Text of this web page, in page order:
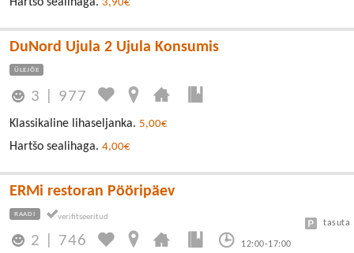
3,90€
DuNord Ujula 2 Ujula Konsumis
ÜLEJÕE
3 977
Klassikaline lihaseljanka. 5,00€
Hartšo sealihaga. 4,00€
ERMi restoran Pööripäev
RAADI
2 746 12:00-17:00
tasuta